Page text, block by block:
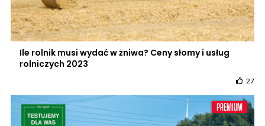
Ile rolnik musi wydać w żniwa? Ceny słomy i usług
rolniczych 2023
27